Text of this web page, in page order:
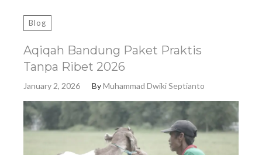
Blog
Aqiqah Bandung Paket Praktis
Tanpa Ribet 2026
January 2, 2026 ByMuhammad Dwiki Septianto